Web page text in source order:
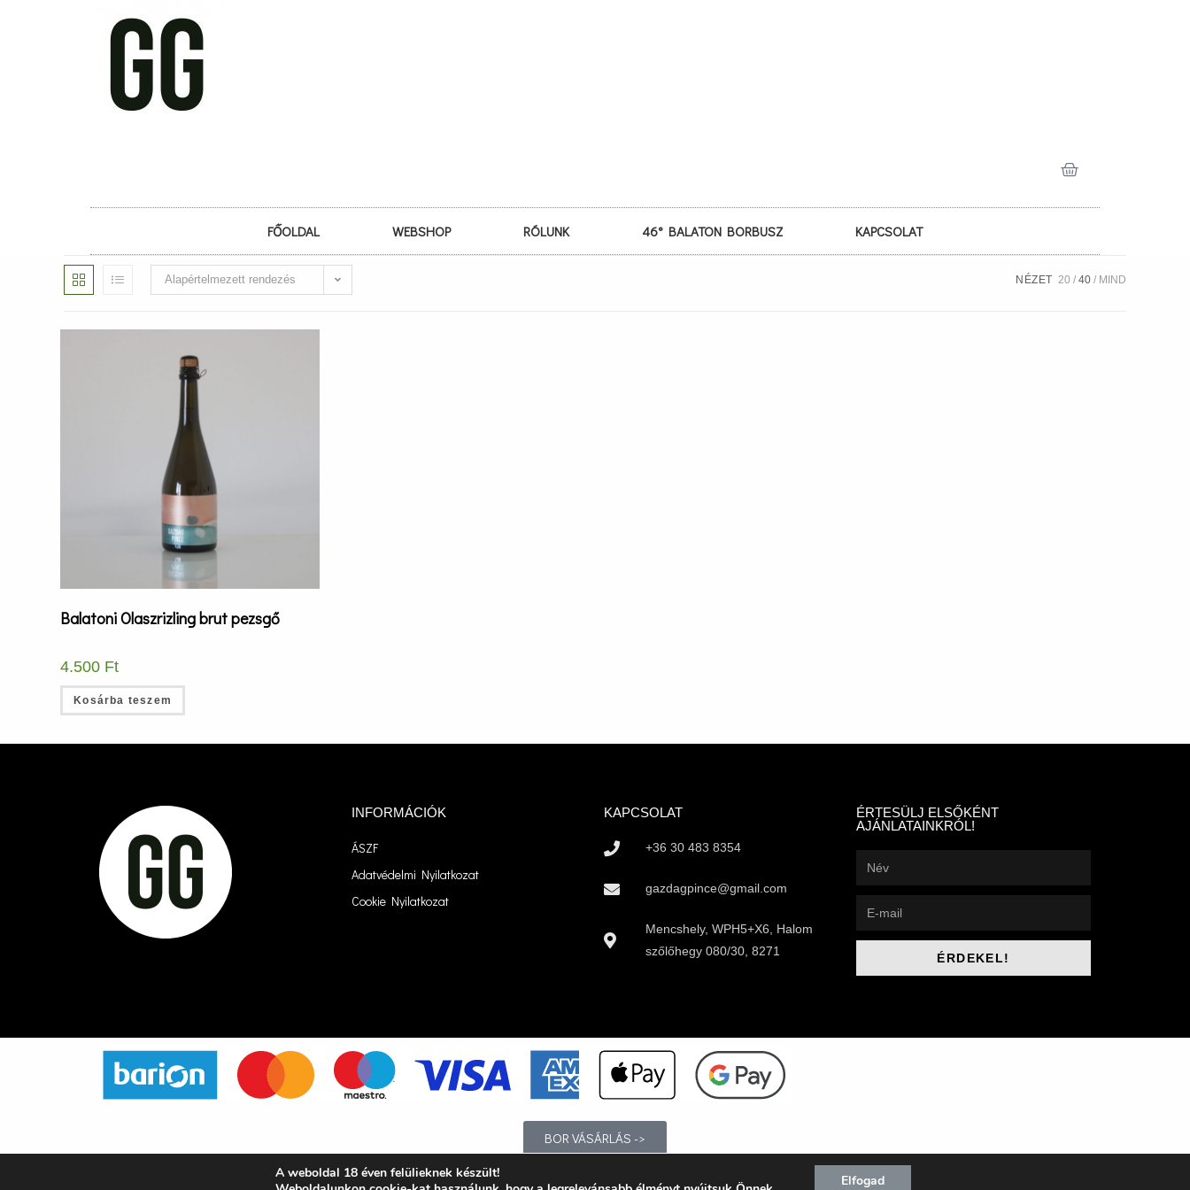
FŐOLDAL WEBSHOP RÓLUNK 46° BALATON BORBUSZ KAPCSOLAT
Alapértelmezett rendezés NÉZET 20 40 MIND
Balatoni Olaszrizling brut pezsgő
4.500 Ft
Kosárba teszem
INFORMÁCIÓK
ÁSZF
Adatvédelmi Nyilatkozat
Cookie Nyilatkozat
KAPCSOLAT
+36 30 483 8354
gazdagpince@gmail.com
Mencshely, WPH5+X6, Halom
szőlőhegy 080/30, 8271
ÉRTESÜLJ ELSŐKÉNT
AJÁNLATAINKRÓL!
ÉRDEKEL!
BOR VÁSÁRLÁS ->
Családi vállalkozásunk elkötelezett híve és támogatója a felelősségteljes, kulturált italfogyasztásnak. Éppen ezért
A weboldal 18 éven felülieknek készült!
Elfogad